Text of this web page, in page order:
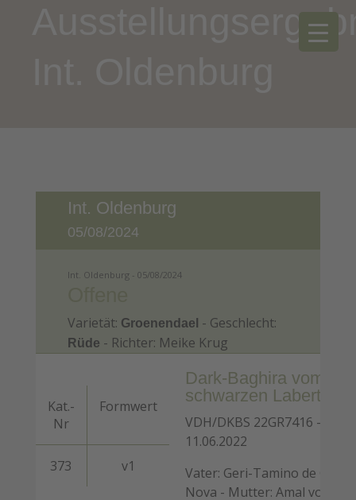
Int. Oldenburg
05/08/2024
Int. Oldenburg - 05/08/2024
Varietät: Groenendael - Geschlecht:
Rüde - Richter: Meike Krug
Kat.-
Nr
Formwert
373 v1
Dark-Baghira vom
schwarzen Labertal
VDH/DKBS 22GR7416 -
11.06.2022
Vater: Geri-Tamino de
Nova - Mutter: Amal vom